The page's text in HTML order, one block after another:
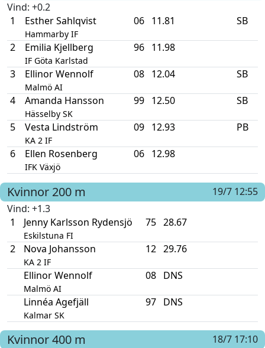
Vind: +0.2
1
Esther Sahlqvist
Hammarby IF
06 11.81 SB
2 Emilia Kjellberg
IF Göta Karlstad
96 11.98
3 Ellinor Wennolf
Malmö AI
08 12.04 SB
4 Amanda Hansson
Hässelby SK
99 12.50 SB
5 Vesta Lindström
KA 2 IF
09 12.93 PB
6 Ellen Rosenberg
IFK Växjö
06 12.98
Kvinnor 200 m
19/7 12:55
Vind: +1.3
1
Jenny Karlsson Rydensjö
Eskilstuna FI
75 28.67
2 Nova Johansson
KA 2 IF
12 29.76
Ellinor Wennolf
Malmö AI
08 DNS
Linnéa Agefjäll
Kalmar SK
97 DNS
Kvinnor400 m
18/7 17:10